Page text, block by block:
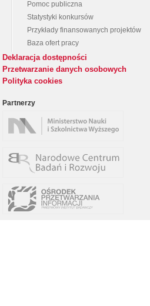
Pomoc publiczna
Statystyki konkursów
Przykłady finansowanych projektów
Baza ofert pracy
Deklaracja dostępności
Przetwarzanie danych osobowych
Polityka cookies
Partnerzy